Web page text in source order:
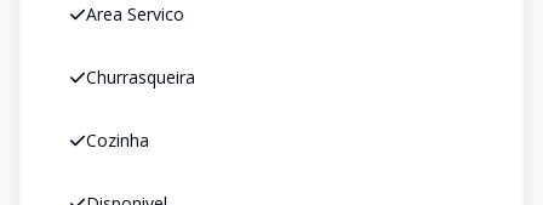
Area Servico
Churrasqueira
Cozinha